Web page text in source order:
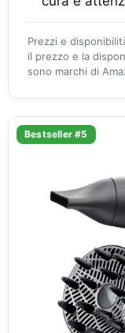
Prezzi e
il prezzo e la
sono marchi di
Bestseller #5